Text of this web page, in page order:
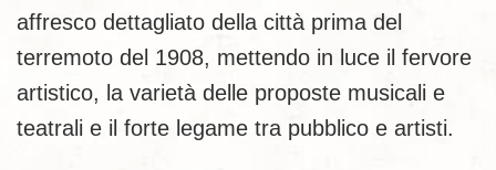
affresco dettagliato della città prima del
terremoto del 1908, mettendo in luce il fervore
artistico, la varietà delle proposte musicali e
teatrali e il forte legame tra pubblico e artisti.